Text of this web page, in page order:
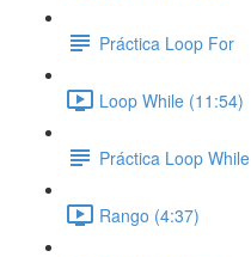
Práctica Loop For
Loop While (11:54)
Práctica Loop While
Rango (4:37)